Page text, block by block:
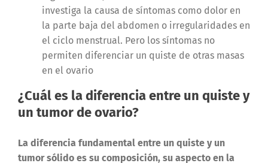
investiga la causa de síntomas como dolor en
la parte baja del abdomen o irregularidades en
el ciclo menstrual. Pero los síntomas no
permiten diferenciar un quiste de otras masas
en el ovario
¿Cuál es la diferencia entre un quiste y
un tumor de ovario?
La diferencia fundamental entre un quiste y un
tumor sólido es su composición, su aspecto en la